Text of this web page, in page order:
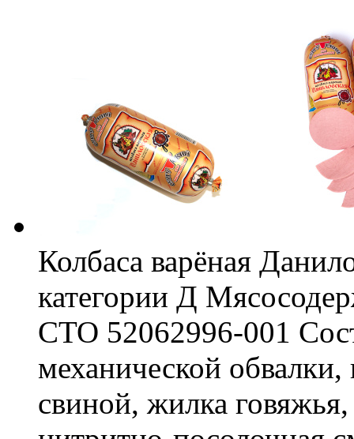
Колбаса варёная
категории Д
СТО 52062996-001
механической
свиной, жилка